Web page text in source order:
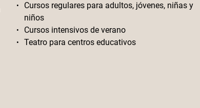
Cursos regulares para adultos, jóvenes, niñas y
niños
Cursos intensivos de verano
Teatro para centros educativos